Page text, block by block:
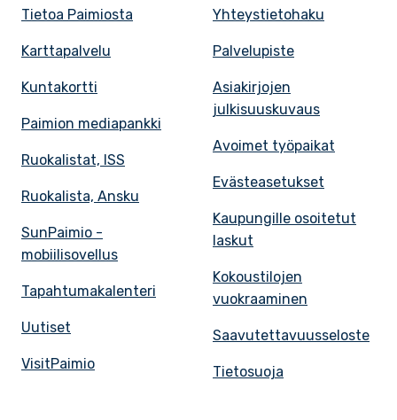
Tietoa Paimiosta
Karttapalvelu
Kuntakortti
Paimion mediapankki
Ruokalistat, ISS
Ruokalista, Ansku
SunPaimio -
mobiilisovellus
Tapahtumakalenteri
Uutiset
VisitPaimio
Yhteystietohaku
Palvelupiste
Asiakirjojen
julkisuuskuvaus
Avoimet työpaikat
Evästeasetukset
Kaupungille osoitetut
laskut
Kokoustilojen
vuokraaminen
Saavutettavuusseloste
Tietosuoja